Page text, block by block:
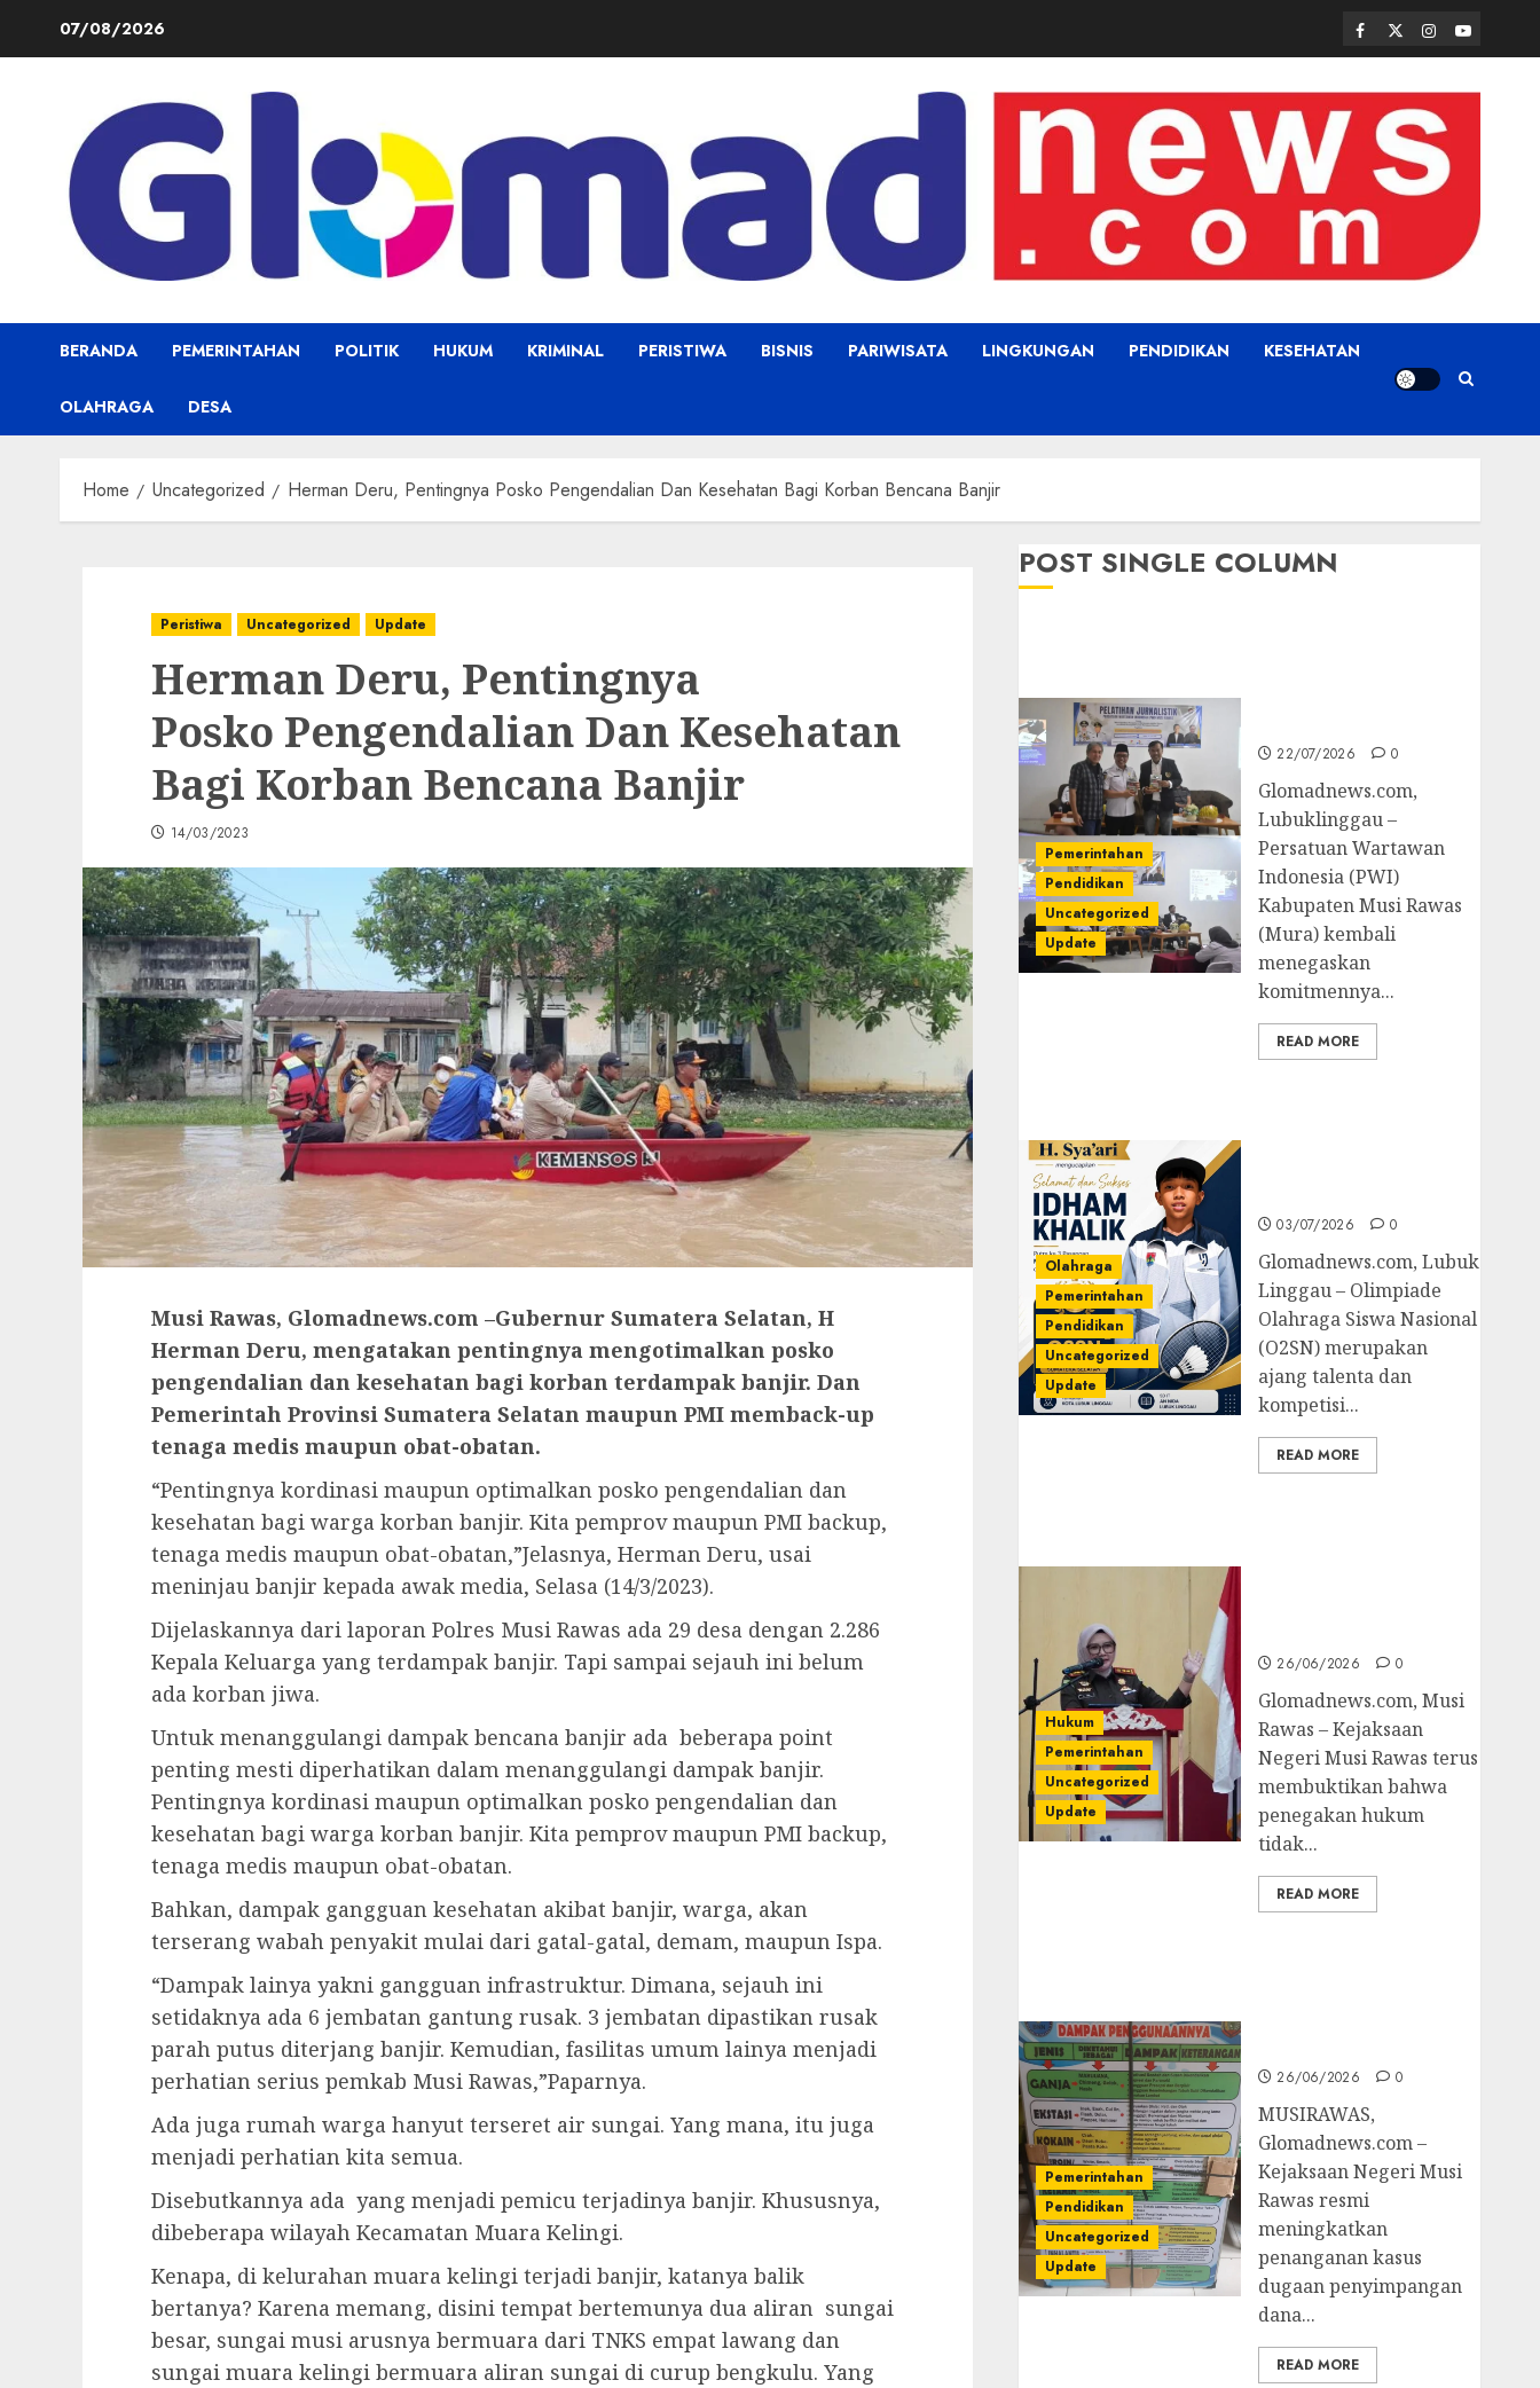
07/08/2026 Facebook
TwitterInstagram
Youtube
BERANDA PEMERINTAHAN POLITIK HUKUM KRIMINAL PERISTIWA BISNIS PARIWISATA LINGKUNGAN PENDIDIKAN KESEHATAN
OLAHRAGA DESA
Home Uncategorized Herman Deru, Pentingnya Posko Pengendalian Dan Kesehatan Bagi Korban Bencana Banjir
Peristiwa Uncategorized Update
Herman Deru, Pentingnya
Posko Pengendalian Dan Kesehatan
Bagi Korban Bencana Banjir
14/03/2023
Musi Rawas, Glomadnews.com –Gubernur Sumatera Selatan, H
Herman Deru, mengatakan pentingnya mengotimalkan posko
pengendalian dan kesehatan bagi korban terdampak banjir. Dan
Pemerintah Provinsi Sumatera Selatan maupun PMI memback-up
tenaga medis maupun obat-obatan.
“Pentingnya kordinasi maupun optimalkan posko pengendalian dan
kesehatan bagi warga korban banjir. Kita pemprov maupun PMI backup,
tenaga medis maupun obat-obatan,”Jelasnya, Herman Deru, usai
meninjau banjir kepada awak media, Selasa (14/3/2023).
Dijelaskannya dari laporan Polres Musi Rawas ada 29 desa dengan 2.286
Kepala Keluarga yang terdampak banjir. Tapi sampai sejauh ini belum
ada korban jiwa.
Untuk menanggulangi dampak bencana banjir ada beberapa point
penting mesti diperhatikan dalam menanggulangi dampak banjir.
Pentingnya kordinasi maupun optimalkan posko pengendalian dan
kesehatan bagi warga korban banjir. Kita pemprov maupun PMI backup,
tenaga medis maupun obat-obatan.
Bahkan, dampak gangguan kesehatan akibat banjir, warga, akan
terserang wabah penyakit mulai dari gatal-gatal, demam, maupun Ispa.
“Dampak lainya yakni gangguan infrastruktur. Dimana, sejauh ini
setidaknya ada 6 jembatan gantung rusak. 3 jembatan dipastikan rusak
parah putus diterjang banjir. Kemudian, fasilitas umum lainya menjadi
perhatian serius pemkab Musi Rawas,”Paparnya.
Ada juga rumah warga hanyut terseret air sungai. Yang mana, itu juga
menjadi perhatian kita semua.
Disebutkannya ada yang menjadi pemicu terjadinya banjir. Khususnya,
dibeberapa wilayah Kecamatan Muara Kelingi.
Kenapa, di kelurahan muara kelingi terjadi banjir, katanya balik
bertanya? Karena memang, disini tempat bertemunya dua aliran sungai
besar, sungai musi arusnya bermuara dari TNKS empat lawang dan
sungai muara kelingi bermuara aliran sungai di curup bengkulu. Yang
POST SINGLE COLUMN
Pemerintahan
Pendidikan
Uncategorized
Update
22/07/2026 0
Glomadnews.com,
Lubuklinggau –
Persatuan Wartawan
Indonesia (PWI)
Kabupaten Musi Rawas
(Mura) kembali
menegaskan
komitmennya...
READ MORE
Olahraga
Pemerintahan
Pendidikan
Uncategorized
Update
03/07/2026 0
Glomadnews.com, Lubuk
Linggau – Olimpiade
Olahraga Siswa Nasional
(O2SN) merupakan
ajang talenta dan
kompetisi...
READ MORE
Hukum
Pemerintahan
Uncategorized
Update
26/06/2026 0
Glomadnews.com, Musi
Rawas – Kejaksaan
Negeri Musi Rawas terus
membuktikan bahwa
penegakan hukum
tidak...
READ MORE
Pemerintahan
Pendidikan
Uncategorized
Update
26/06/2026 0
MUSIRAWAS,
Glomadnews.com –
Kejaksaan Negeri Musi
Rawas resmi
meningkatkan
penanganan kasus
dugaan penyimpangan
dana...
READ MORE